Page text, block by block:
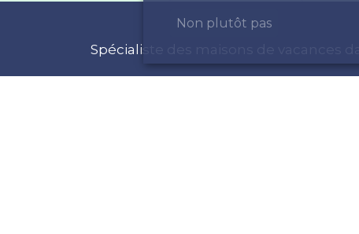
Spécialiste des maisons de vacances
Non plutôt pas